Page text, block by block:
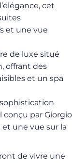
cet
et une vue
de luxe situé
offrant des
et un spa
conçu par Giorgio
une vue sur la
de vivre une